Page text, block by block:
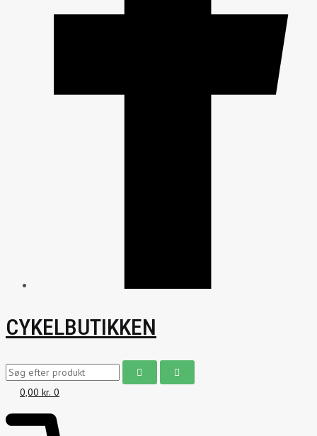
CYKELBUTIKKEN
0,00 kr. 0